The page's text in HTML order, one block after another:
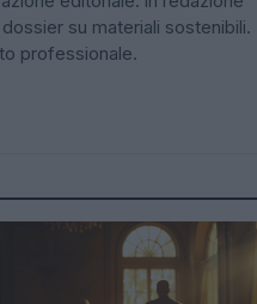
su materiali sostenibili.
professionale.